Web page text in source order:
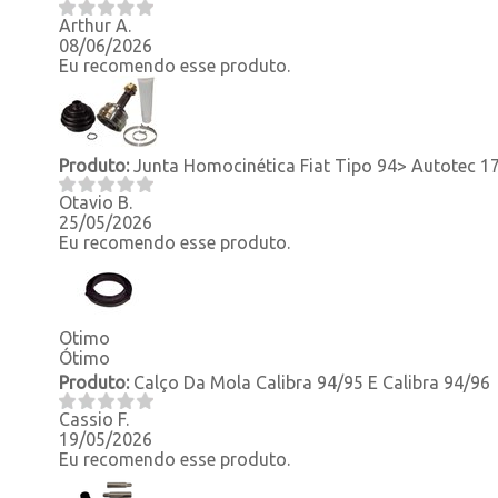
Arthur A.
08/06/2026
Eu recomendo esse produto.
Produto:Junta Homocinética Fiat Tipo 94> Autotec
Otavio B.
25/05/2026
Eu recomendo esse produto.
Otimo
Ótimo
Produto:Calço Da Mola Calibra 94/95 E Calibra 94/96
Cassio F.
19/05/2026
Eu recomendo esse produto.